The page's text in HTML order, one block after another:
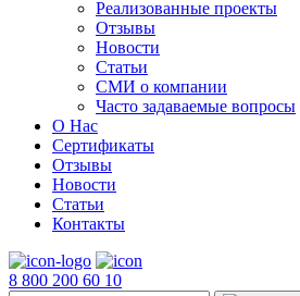
Реализованные проекты
Отзывы
Новости
Статьи
СМИ о компании
Часто задаваемые вопросы
О Нас
Сертификаты
Отзывы
Новости
Статьи
Контакты
8 800 200 60 10